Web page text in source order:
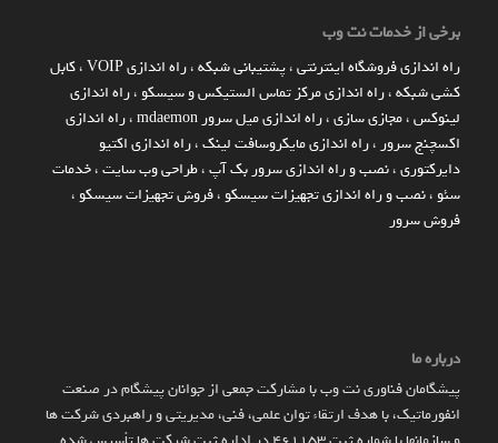
برخی از خدمات نت وب
راه اندازي فروشگاه اينترنتي،پشتیبانی شبکه،راه اندازی VOIP ،کابل
کشی شبکه،راه اندازی مرکز تماس الستیکس و سیسکو،راه اندازی
لینوکس،مجازی سازی،راه اندازی میل سرور mdaemon ،راه اندازی
اکسچنج سرور،راه اندازی مایکروسافت لینک،راه اندازی اکتیو
دایرکتوری،نصب و راه اندازی سرور بک آپ،طراحی وب سایت،خدمات
سئو،نصب و راه اندازی تجهیزات سیسکو،فروش تجهیزات سیسکو،
فروش سرور
درباره ما
پیشگامان فناوری نت وب با مشارکت جمعی از جوانان پیشگام در صنعت
انفورماتیک، با هدف ارتقاء توان علمی، فنی، مدیریتی و راهبردی شرکت ها